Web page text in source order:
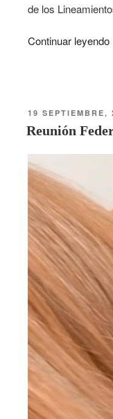
de los
Continuar leyendo
19 SEPTIEMBRE,
Reunión